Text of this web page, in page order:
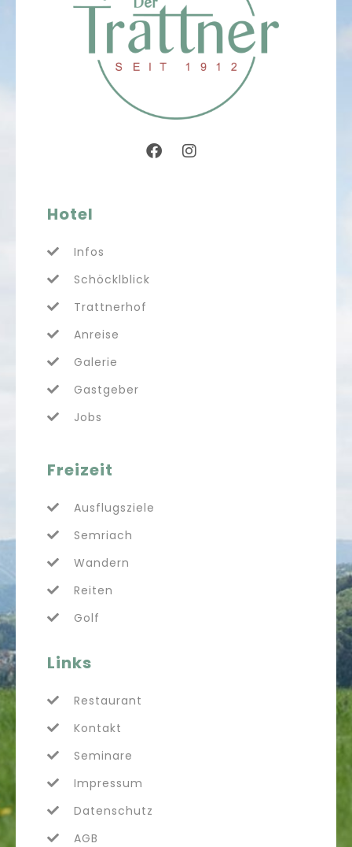
Hotel
Infos
Schöcklblick
Trattnerhof
Anreise
Galerie
Gastgeber
Jobs
Freizeit
Ausflugsziele
Semriach
Wandern
Reiten
Golf
Links
Restaurant
Kontakt
Seminare
Impressum
Datenschutz
AGB